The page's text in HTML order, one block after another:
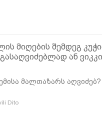
მიღების შემდეგ
ან
მალთაზარს აღვიძებ?
Dito